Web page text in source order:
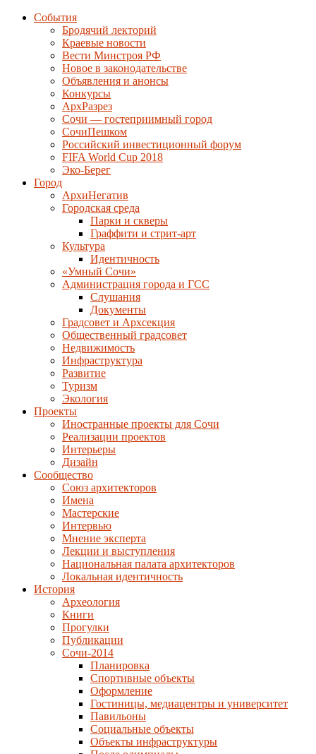
События
Бродячий лекторий
Краевые новости
Вести Минстроя РФ
Новое в законодательстве
Объявления и анонсы
Конкурсы
АрхРазрез
Сочи — гостеприимный город
СочиПешком
Российский инвестиционный форум
FIFA World Cup 2018
Эко-Берег
Город
АрхиНегатив
Городская среда
Парки и скверы
Граффити и стрит-арт
Культура
Идентичность
«Умный Сочи»
Администрация города и ГСС
Слушания
Документы
Градсовет и Архсекция
Общественный градсовет
Недвижимость
Инфраструктура
Развитие
Туризм
Экология
Проекты
Иностранные проекты для Сочи
Реализации проектов
Интерьеры
Дизайн
Сообщество
Союз архитекторов
Имена
Мастерские
Интервью
Мнение эксперта
Лекции и выступления
Национальная палата архитекторов
Локальная идентичность
История
Археология
Книги
Прогулки
Публикации
Сочи-2014
Планировка
Спортивные объекты
Оформление
Гостиницы, медиацентры и университет
Павильоны
Социальные объекты
Объекты инфраструктуры